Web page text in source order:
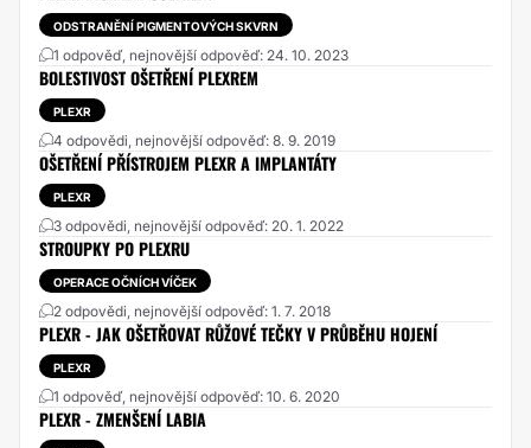
ODSTRANĚNÍ PIGMENTOVÝCH SKVRN
1 odpověď, nejnovější odpověď: 24. 10. 2023
BOLESTIVOST OŠETŘENÍ PLEXREM
PLEXR
4 odpovědi, nejnovější odpověď: 8. 9. 2019
OŠETŘENÍ PŘÍSTROJEM PLEXR A IMPLANTÁTY
PLEXR
3 odpovědi, nejnovější odpověď: 20. 1. 2022
STROUPKY PO PLEXRU
OPERACE OČNÍCH VÍČEK
2 odpovědi, nejnovější odpověď: 1. 7. 2018
PLEXR - JAK OŠETŘOVAT RŮŽOVÉ TEČKY V PRŮBĚHU HOJENÍ
PLEXR
1 odpověď, nejnovější odpověď: 10. 6. 2020
PLEXR - ZMENŠENÍ LABIA